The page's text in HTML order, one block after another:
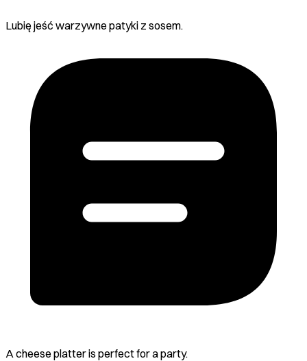
Lubię jeść warzywne patyki z sosem.
A cheese platter is perfect for a party.